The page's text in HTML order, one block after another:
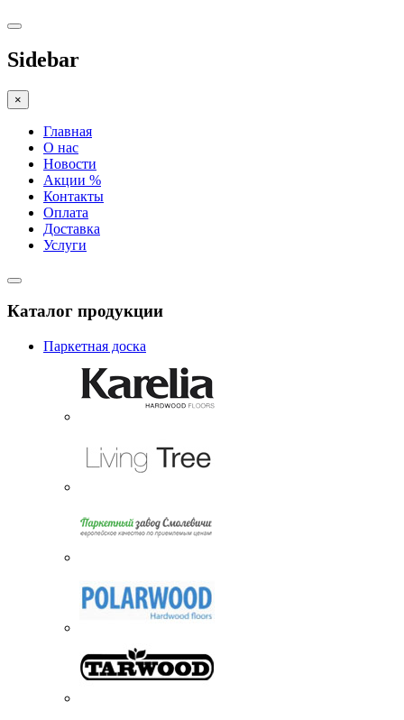
Sidebar
×
Главная
О нас
Новости
Акции %
Контакты
Оплата
Доставка
Услуги
Каталог продукции
Паркетная доска